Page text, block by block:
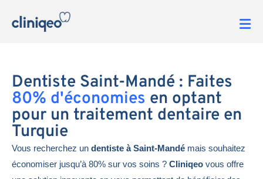
Dentiste Saint-Mandé : Faites
80% d'économies en optant
pour un traitement dentaire en
Turquie
Vous recherchez un dentiste à Saint-Mandé mais souhaitez
économiser jusqu’à 80% sur vos soins ? Cliniqeo vous offre